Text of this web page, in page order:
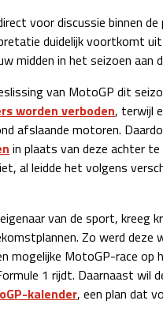
voor discussie binnen de
duidelijk voortkomt
midden in het seizoen aan
van MotoGP dit
worden verboden, terwijl
afslaande motoren.
in plaats van deze achter
al leidde het volgens
van de sport, kreeg
Zo werd
mogelijke MotoGP-race op
1 rijdt. Daarnaast wil
kalender, een plan dat